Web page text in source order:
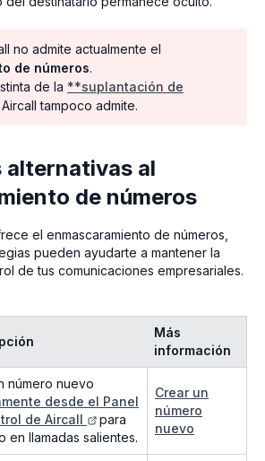
no admite actualmente el
de números.
de la **suplantación de
Aircall tampoco admite.
alternativas al
de números
el enmascaramiento de números,
pueden ayudarte a mantener la
de tus comunicaciones empresariales.
Más
información
número nuevo
desde el Panel
de Aircall
para
en llamadas salientes.
Crear un
número
nuevo